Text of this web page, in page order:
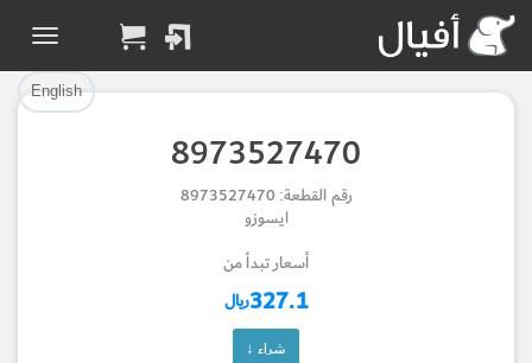
English
8973527470
رقم القطعة: 8973527470
ايسوزو
أسعار تبدأ من
327.1ريال
شراء ↓
تم إضافة القطعة بنجاح.
الرجوع لصفحة البحث
Part Successfully
Selected
Return to Search Page
تم إضافة القطعة للسلة بنجاح.
إتمام عملية الشراء
Part Added to Cart
Checkout